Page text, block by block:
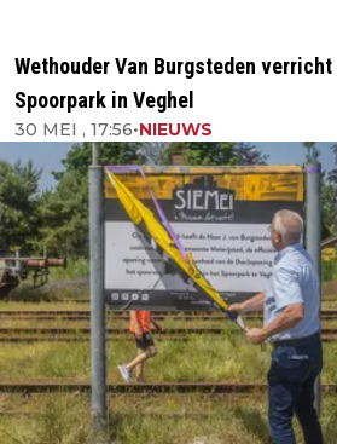
Wethouder Van Burgsteden
Spoorpark in Veghel
30 MEI , 17:56•NIEUWS